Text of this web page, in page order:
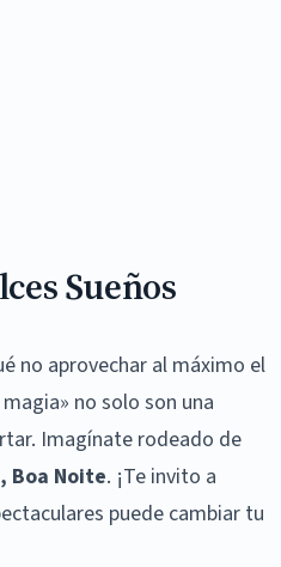
Sueños
no aprovechar al máximo el
no solo son una
Imagínate rodeado de
Boa Noite. ¡Te invito a
puede cambiar tu